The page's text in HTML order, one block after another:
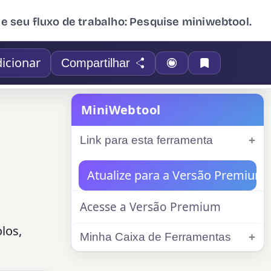
seu fluxo de trabalho: Pesquise miniwebtool.
Compartilhar
MiniWebtool
Link para esta ferramenta
Atualize para a Versão Premium
Acesse a Versão Premium
Minha Caixa de Ferramentas